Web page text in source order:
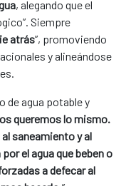
, alegando que el
Siempre
atrás”, promoviendo
y alineándose
de agua potable y
queremos lo mismo.
saneamiento y al
el agua que beben o
a defecar al